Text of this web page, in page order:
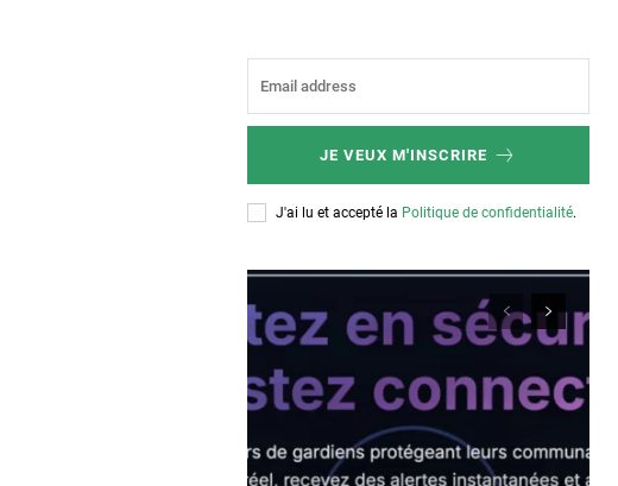
JE VEUX M'INSCRIRE
J'ai lu et accepté la Politique de confidentialité.